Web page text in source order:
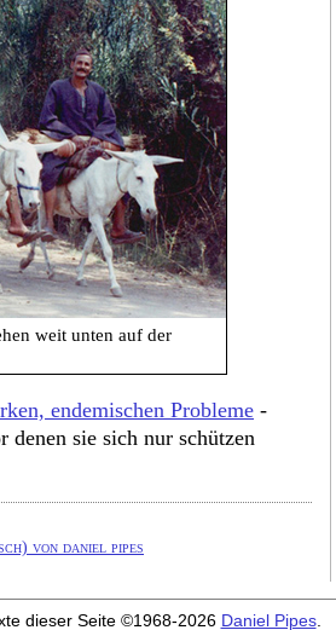
weit unten auf der
endemischen Probleme -
denen sie sich nur schützen
von daniel pipes
dieser Seite ©1968-2026 Daniel Pipes.